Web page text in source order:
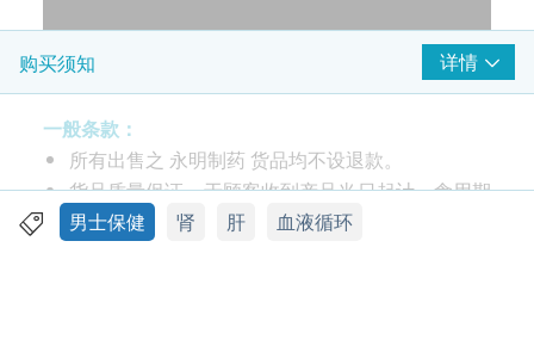
购买须知 详情
一般条款：
所有出售之 永明制药 货品均不设退款。
货品质量保证，于顾客收到产品当日起计，食用期
应最少有9个月或以上。
男士保健 肾 肝 血液循环